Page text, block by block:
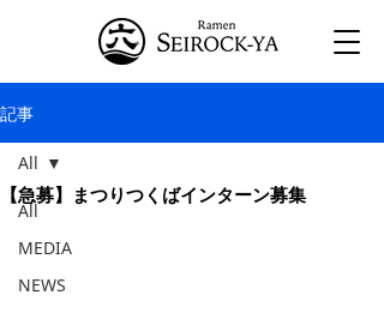
記事
All
MEDIA
NEWS
All
【急募】まつりつくばインターン募集